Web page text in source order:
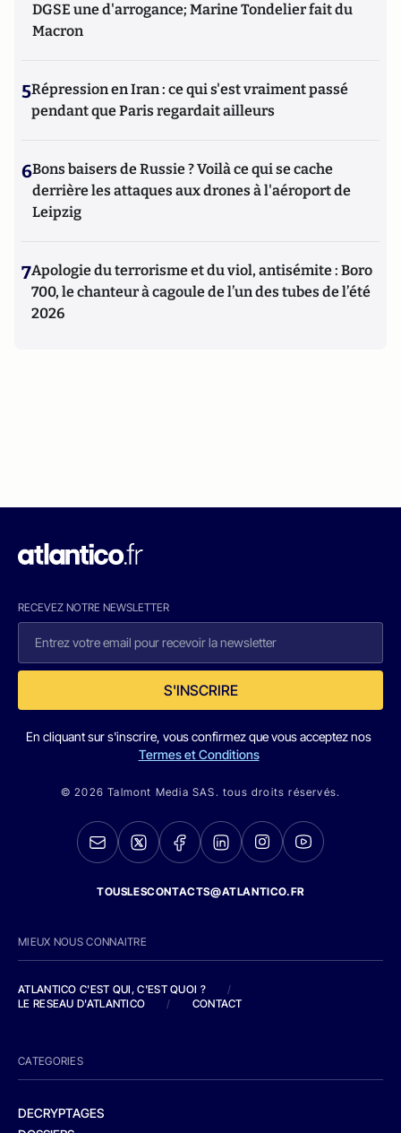
DGSE une d'arrogance; Marine Tondelier fait du
Macron
5Répression en Iran : ce qui s'est vraiment passé
pendant que Paris regardait ailleurs
6Bons baisers de Russie ? Voilà ce qui se cache
derrière les attaques aux drones à l'aéroport de
Leipzig
7Apologie du terrorisme et du viol, antisémite : Boro
700, le chanteur à cagoule de l’un des tubes de l’été
2026
RECEVEZ NOTRE NEWSLETTER
S'INSCRIRE
En cliquant sur s'inscrire, vous confirmez que vous acceptez nos
Termes et Conditions
© 2026 Talmont Media SAS. tous droits réservés.
TOUSLESCONTACTS@ATLANTICO.FR
MIEUX NOUS CONNAITRE
ATLANTICO C'EST QUI, C'EST QUOI ?
/
LE RESEAU D'ATLANTICO
/ CONTACT
CATEGORIES
DECRYPTAGES